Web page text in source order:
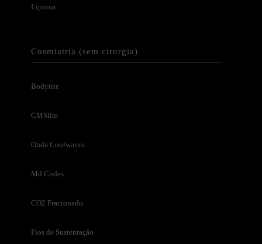
Lipoma
Cosmiatria (sem cirurgia)
Bodytite
CMSlim
Onda Coolwaves
Md Codes
CO2 Fracionado
Fios de Sustentação